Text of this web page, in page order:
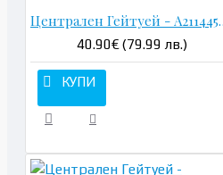
40.90€ (79.99 лв.)
КУПИ